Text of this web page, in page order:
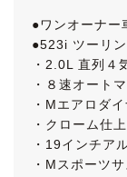
●ワンオーナー
●523i ツーリ
・2.0L 直列４
・８速オート
・Mエアロダ
・クローム仕
・19インチア
・Mスポーツ